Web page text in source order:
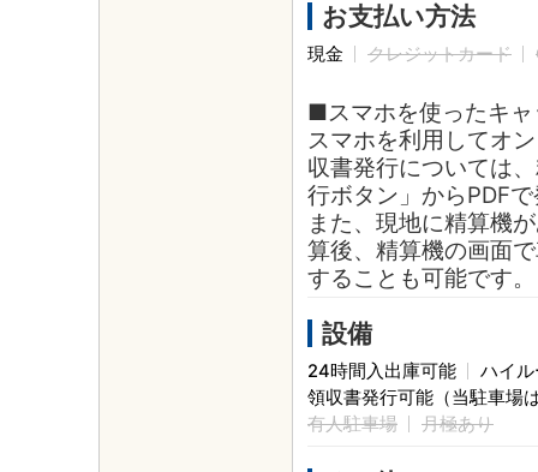
お支払い方法
現金 クレジットカード
■スマホを使ったキ
スマホを利用してオ
収書発行については
行ボタン」からPDF
また、現地に精算機
算後、精算機の画面
することも可能です。
設備
24時間入出庫可能
ハイ
領収書発行可能（当駐車場
有人駐車場
月極あり